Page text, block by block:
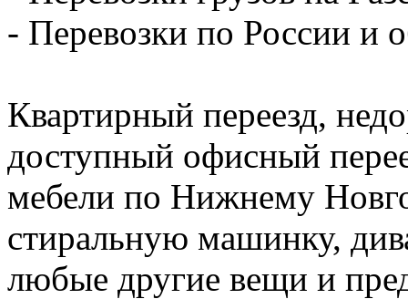
- Перевозки по России и
Квартирный переезд,
доступный офисный
мебели по Нижнему
стиральную машинку,
любые другие вещи и